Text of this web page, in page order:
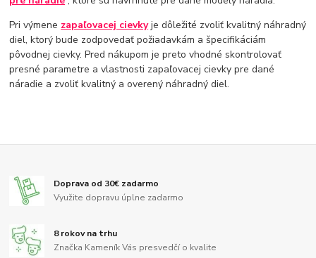
Pri výmene zapaľovacej cievkyje dôležité zvoliť kvalitný náhradný
diel, ktorý bude zodpovedať požiadavkám a špecifikáciám
pôvodnej cievky. Pred nákupom je preto vhodné skontrolovať
presné parametre a vlastnosti zapaľovacej cievky pre dané
náradie a zvoliť kvalitný a overený náhradný diel.
Doprava od 30€ zadarmo
Využite dopravu úplne zadarmo
8 rokov na trhu
Značka Kameník Vás presvedčí o kvalite